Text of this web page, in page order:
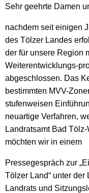
Sehr geehrte Damen
nachdem seit einigen
des Tölzer Landes
der für unsere Region
Weiterentwicklungs-
abgeschlossen. Das
bestimmten MVV-
stufenweisen
neuartige Verfahren,
Landratsamt Bad
möchten wir in einem
Pressegespräch zur
Tölzer Land“ unter
Landrats und